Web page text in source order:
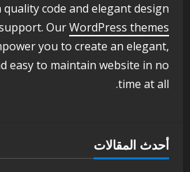
3 أغسطس 3, 2026
اخر الاخبار الاخبار
مدير إدارة
بوزارة التربية
code and elegant design
OurWordPress themes
you to create an elegant,
easy to maintain website in no
time at all.
أحدث المقالات